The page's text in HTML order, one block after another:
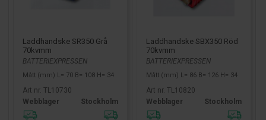
Laddhandske SR350 Grå
70kvmm
BATTERIEXPRESSEN
Mått (mm) L= 70 B= 108 H= 34
Art nr. TL10730
Webblager
Stockholm
Laddhandske SBX350 Röd
70kvmm
BATTERIEXPRESSEN
Mått (mm) L= 86 B= 126 H= 34
Art nr. TL10820
Webblager
Stockholm